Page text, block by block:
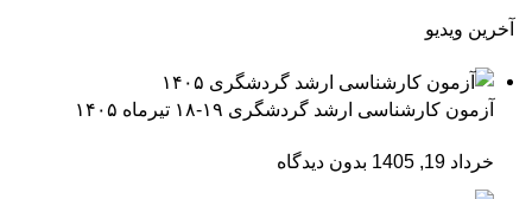
آخرین ویدیو
آزمون کارشناسی ارشد گردشگری ۱۹-۱۸ تیرماه ۱۴۰۵
خرداد 19, 1405 بدون دیدگاه